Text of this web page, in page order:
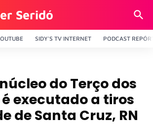
Seridó
SIDY'S TV INTERNET PODCAST
do Terço dos
executado a tiros
de Santa Cruz, RN